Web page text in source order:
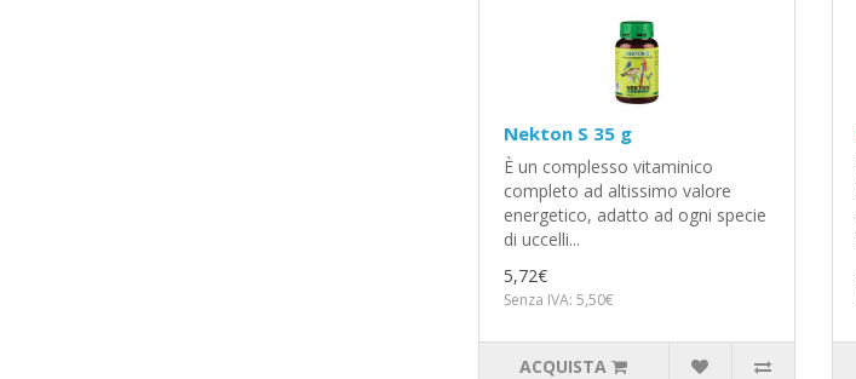
Nekton S 35 g
È un complesso vitaminico
completo ad altissimo valore
energetico, adatto ad ogni specie
di uccelli...
5,72€
Senza IVA: 5,50€
ACQUISTA